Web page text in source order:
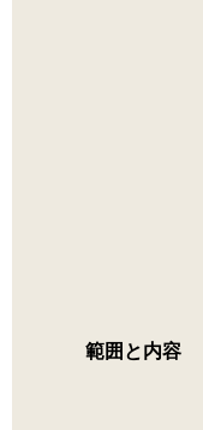
範囲と内容